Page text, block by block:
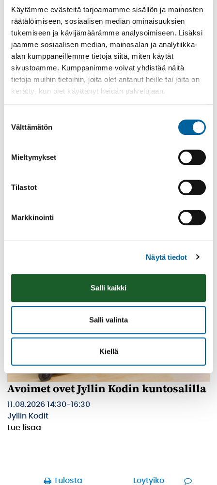
Käytämme evästeitä tarjoamamme sisällön ja mainosten
räätälöimiseen, sosiaalisen median ominaisuuksien
tukemiseen ja kävijämäärämme analysoimiseen. Lisäksi
jaamme sosiaalisen median, mainosalan ja analytiikka-
alan kumppaneillemme tietoja siitä, miten käytät
sivustoamme. Kumppanimme voivat yhdistää näitä
tietoja muihin tietoihin, joita olet antanut heille tai joita on
kerätty, kun olet käyttänyt heidän palvelujaan.
valinta
Välttämätön
Mieltymykset
Tilastot
Markkinointi
Näytä tiedot
Salli kaikki
Salli valinta
Kiellä
Poppelikatu 10
Lue lisää
Ikaalisten Nykymarttojen puuropäivä
Olkkarilla
Olkkari
Avoimet ovet Jyllin Kodin kuntosalilla
11.08.2026 14:30-16:30
Jyllin Kodit
Lue lisää
Tulosta
Löytyikö